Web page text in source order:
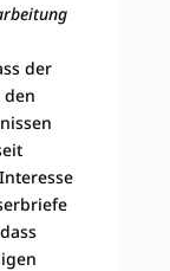
der
den